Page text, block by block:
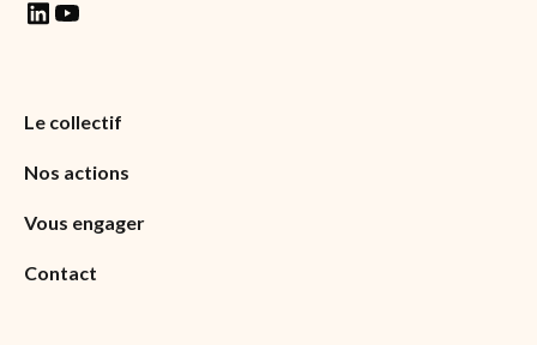
Le collectif
Nos actions
Vous engager
Contact